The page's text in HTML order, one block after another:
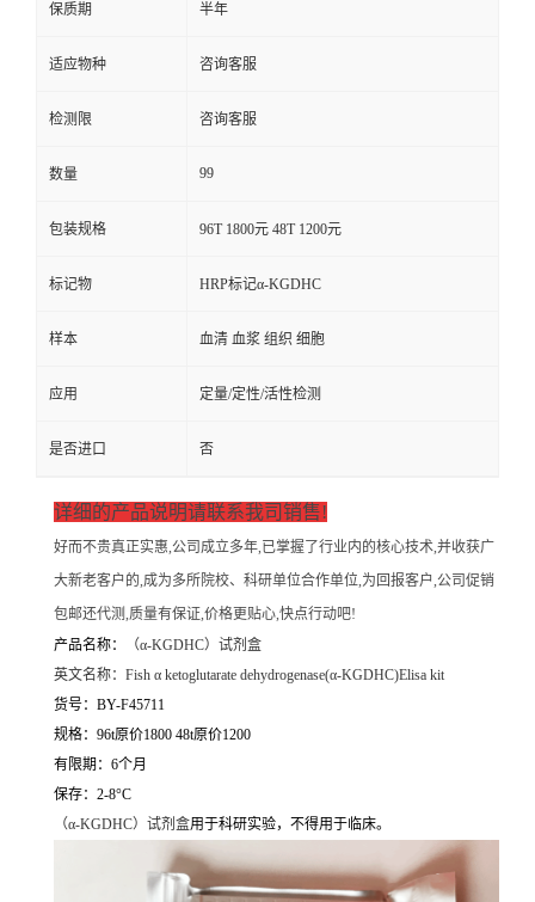
保质期 半年
适应物种 咨询客服
检测限 咨询客服
数量 99
包装规格 96T 1800元 48T 1200元
标记物 HRP标记α-KGDHC
样本 血清 血浆 组织 细胞
应用 定量/定性/活性检测
是否进口 否
详细的产品说明请联系我司销售!
好而不贵真正实惠,公司成立多年,已掌握了行业内的核心技术,并收获广
大新老客户的,成为多所院校、科研单位合作单位,为回报客户,公司促销
包邮还代测,质量有保证,价格更贴心,快点行动吧!
产品名称：
（α-KGDHC）试剂盒
英文名称： Fish α ketoglutarate dehydrogenase(α-KGDHC)Elisa kit
货号：BY-F45711
规格：96t原价1800 48t原价1200
有限期：6个月
保存：2-8°C
（α-KGDHC）试剂盒用于科研实验，不得用于临床。